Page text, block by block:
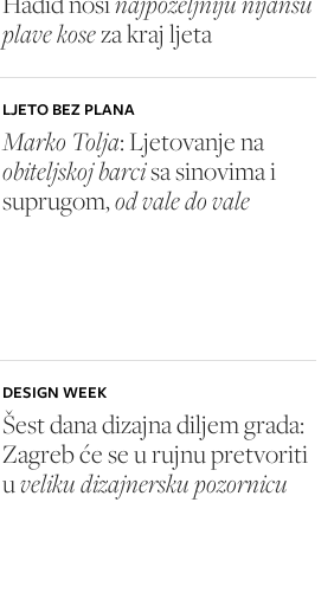
plave koseza kraj ljeta
LJETO BEZ PLANA
Marko Tolja: Ljetovanje na
obiteljskoj barcisa sinovima i
suprugom,od vale do vale
DESIGN WEEK
Šest dana dizajna diljem grada:
Zagreb će se u rujnu pretvoriti
uveliku dizajnersku pozornicu